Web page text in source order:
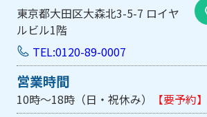
東京都大田区大森北3-5-7 ロイヤ
ルビル1階
TEL:0120-89-0007
営業時間
10時～18時（日・祝休み） 【要予約】